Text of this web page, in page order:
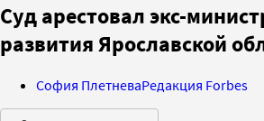
Суд арестовал экс-
развития Ярославской
София ПлетневаРедакция Forbes